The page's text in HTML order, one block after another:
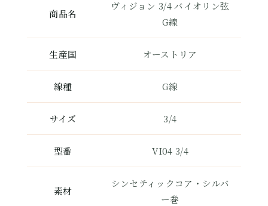
商品名
ヴィジョン 3/4 バイオリン弦
G線
生産国 オーストリア
線種 G線
サイズ 3/4
型番 VI04 3/4
素材
シンセティックコア・シルバ
ー巻